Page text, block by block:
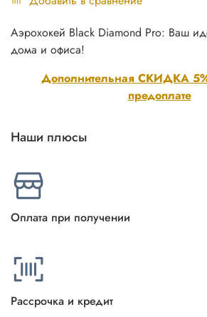
Дополнительная СКИДКА
предоплате
Аэрохокей Black Diamond Pro: Ваш
дома и офиса!
Наши плюсы
Оплата при получении
Рассрочка и кредит